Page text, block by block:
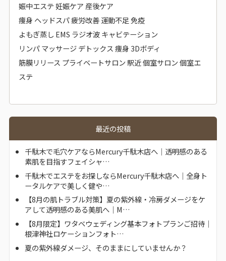
娠中エステ 妊娠ケア 産後ケア
痩身 ヘッドスパ 疲労改善 運動不足 免疫
よもぎ蒸し EMS ラジオ波 キャビテーション
リンパ マッサージ デトックス 痩身 3Dボディ
筋膜リリース プライベートサロン 駅近 個室サロン 個室エ
ステ
最近の投稿
千駄木で毛穴ケアならMercury千駄木店へ｜透明感のある
素肌を目指すフェイシャ…
千駄木でエステをお探しならMercury千駄木店へ｜全身ト
ータルケアで美しく健や…
【8月の肌トラブル対策】夏の紫外線・冷房ダメージをケ
アして透明感のある美肌へ｜M…
【8月限定】ワタベウェディング基本フォトプランご招待｜
根津神社ロケーションフォト…
夏の紫外線ダメージ、そのままにしていませんか？